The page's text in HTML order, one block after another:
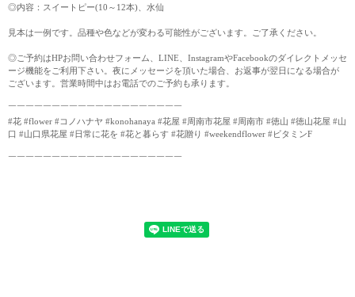
◎内容：スイートピー(10～12本)、水仙
見本は一例です。品種や色などが変わる可能性がございます。ご了承ください。
◎ご予約はHPお問い合わせフォーム、LINE、InstagramやFacebookのダイレクトメッセ
ージ機能をご利用下さい。夜にメッセージを頂いた場合、お返事が翌日になる場合が
ございます。営業時間中はお電話でのご予約も承ります。
#花 #flower #コノハナヤ #konohanaya #花屋 #周南市花屋 #周南市 #徳山 #徳山花屋 #山
口 #山口県花屋 #日常に花を #花と暮らす #花贈り #weekendflower #ビタミンF